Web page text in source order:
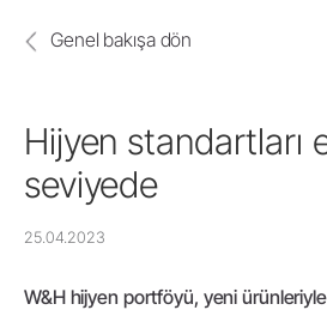
Genel bakışa dön
Hijyen standartları
seviyede
25.04.2023
W&H hijyen portföyü, yeni